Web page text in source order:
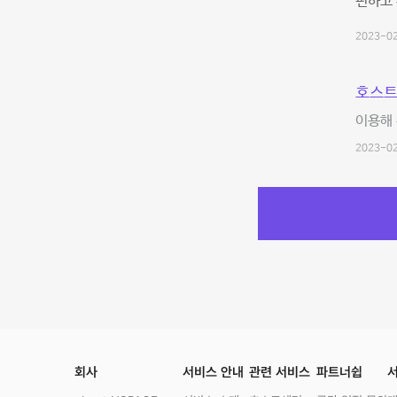
2023-
호스
이용
2023-
회사 서비스 안내 관련 서비스 파트너쉽